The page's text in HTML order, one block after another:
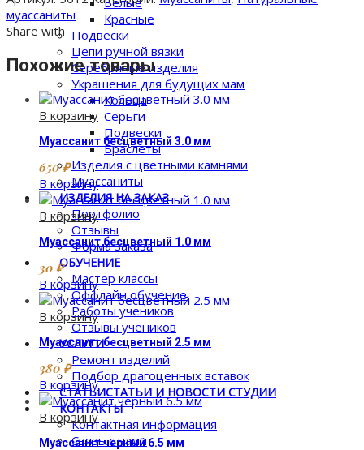
Красные
Подвески
Цепи ручной вязки
Серебряные изделия
Украшения для будущих мам
Кольца
Серьги
Подвески
Браслеты
Изделия с цветными камнями
Муассаниты
ИЗДЕЛИЯ НА ЗАКАЗ
Портфолио
Отзывы
Форма заказа
ОБУЧЕНИЕ
Мастер классы
Оффлайн обучение
Работы учеников
Отзывы учеников
УСЛУГИ
Ремонт изделий
Подбор драгоценных вставок
СТАТЬИСТАТЬИ И НОВОСТИ СТУДИИ
КОНТАКТЫ
Контактная информация
Связь с нами
муассаниты
Share with
Похожие товары
В корзину
Муассанит бесцветный 3.0 мм
650₽
В корзину
В корзину
Муассанит бесцветный 1.0 мм
30 ₽
В корзину
В корзину
Муассанит бесцветный 2.5 мм
380₽
В корзину
В корзину
Муассанит черный 6.5 мм